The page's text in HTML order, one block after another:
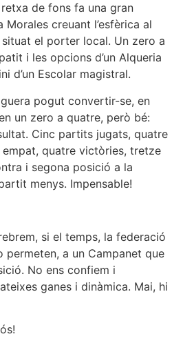
de fons fa una gran
Morales creuant l’esfèrica al
situat el porter local. Un zero a
i les opcions d’un Alqueria
d’un Escolar magistral.
pogut convertir-se, en
un zero a quatre, però bé:
Cinc partits jugats, quatre
empat, quatre victòries, tretze
i segona posició a la
menys. Impensable!
si el temps, la federació
permeten, a un Campanet que
No ens confiem i
ganes i dinàmica. Mai, hi